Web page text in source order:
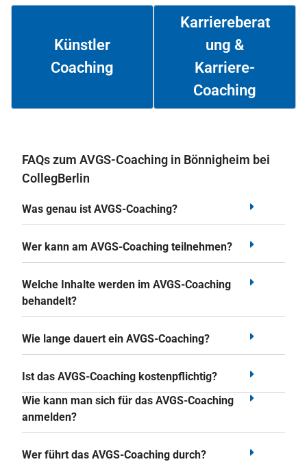
Künstler
Coaching
Weiterlesen
Karriereberat
ung &
Karriere-
Coaching
Weiterlesen
FAQs zum AVGS-Coaching in Bönnigheim bei
CollegBerlin
Was genau ist AVGS-Coaching?
Wer kann am AVGS-Coaching teilnehmen?
Welche Inhalte werden im AVGS-Coaching
behandelt?
Wie lange dauert ein AVGS-Coaching?
Ist das AVGS-Coaching kostenpflichtig?
Wie kann man sich für das AVGS-Coaching
anmelden?
Wer führt das AVGS-Coaching durch?